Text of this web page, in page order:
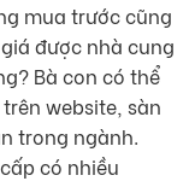
mua trước cũng
được nhà cung
Bà con có thể
website, sàn
trong ngành.
có nhiều